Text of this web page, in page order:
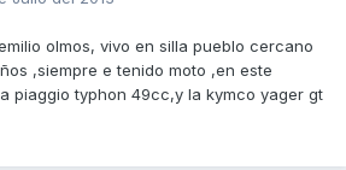
olmos, vivo en silla pueblo cercano
,siempre e tenido moto ,en este
piaggio typhon 49cc,y la kymco yager gt